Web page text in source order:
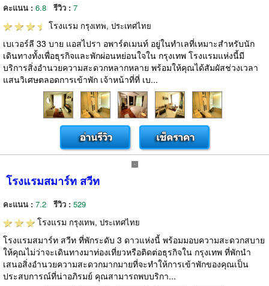
คะแนน : 6.8 รีวิว : 7
โรงแรม กรุงเทพ, ประเทศไทย
เบเวอร์ลี 33 บาย แอสไปรา อพาร์ตเมนท์ อยู่ในทำเลที่เหมาะสำหรับนัก
เดินทางทั้งเพื่อธุรกิจและพักผ่อนหย่อนใจใน กรุงเทพ โรงแรมแห่งนี้มี
บริการสิ่งอำนวยความสะดวกหลากหลาย พร้อมให้คุณได้สัมผัสช่วงเวลา
แสนวิเศษตลอดการเข้าพัก เจ้าหน้าที่ที่ เบ...
โรงแรมสมาร์ท สวีท
คะแนน : 7.2 รีวิว : 529
โรงแรม กรุงเทพ, ประเทศไทย
โรงแรมสมาร์ท สวีท ที่พักระดับ 3 ดาวแห่งนี้ พร้อมมอบความสะดวกสบาย
ให้คุณไม่ว่าจะเดินทางมาท่องเที่ยวหรือติดต่อธุรกิจใน กรุงเทพ ที่พักนำ
เสนอสิ่งอำนวยความสะดวกมากมายที่จะทำให้การเข้าพักของคุณเป็น
ประสบการณ์ที่น่าอภิรมย์ คุณสามารถพบบริกา...